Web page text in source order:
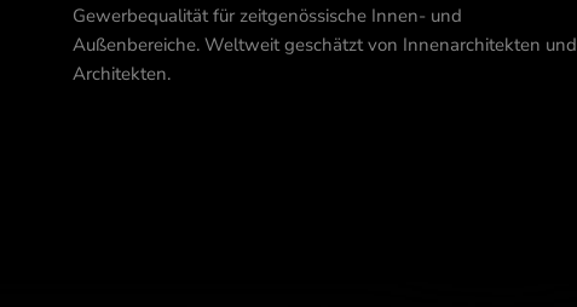
Gewerbequalität für zeitgenössische Innen- und
Außenbereiche. Weltweit geschätzt von Innenarchitekten und
Architekten.